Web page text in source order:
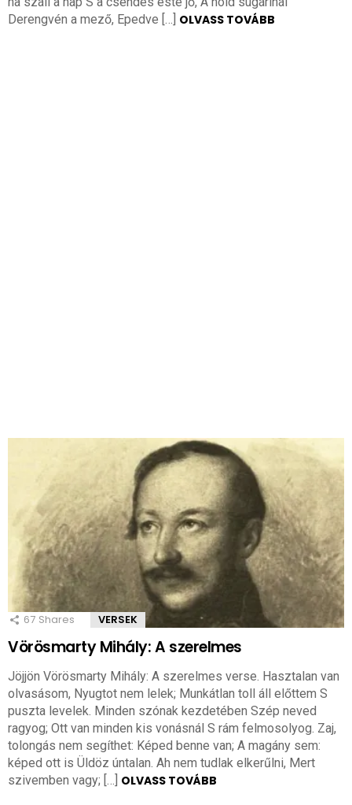
Derengvén a mező, Epedve […] OLVASS TOVÁBB
67 Shares VERSEK
Vörösmarty Mihály: A szerelmes
Jöjjön Vörösmarty Mihály: A szerelmes verse. Hasztalan van
olvasásom, Nyugtot nem lelek; Munkátlan toll áll előttem S
puszta levelek. Minden szónak kezdetében Szép neved
ragyog; Ott van minden kis vonásnál S rám felmosolyog. Zaj,
tolongás nem segíthet: Képed benne van; A magány sem:
képed ott is Üldöz úntalan. Ah nem tudlak elkerűlni, Mert
szivemben vagy; […] OLVASS TOVÁBB